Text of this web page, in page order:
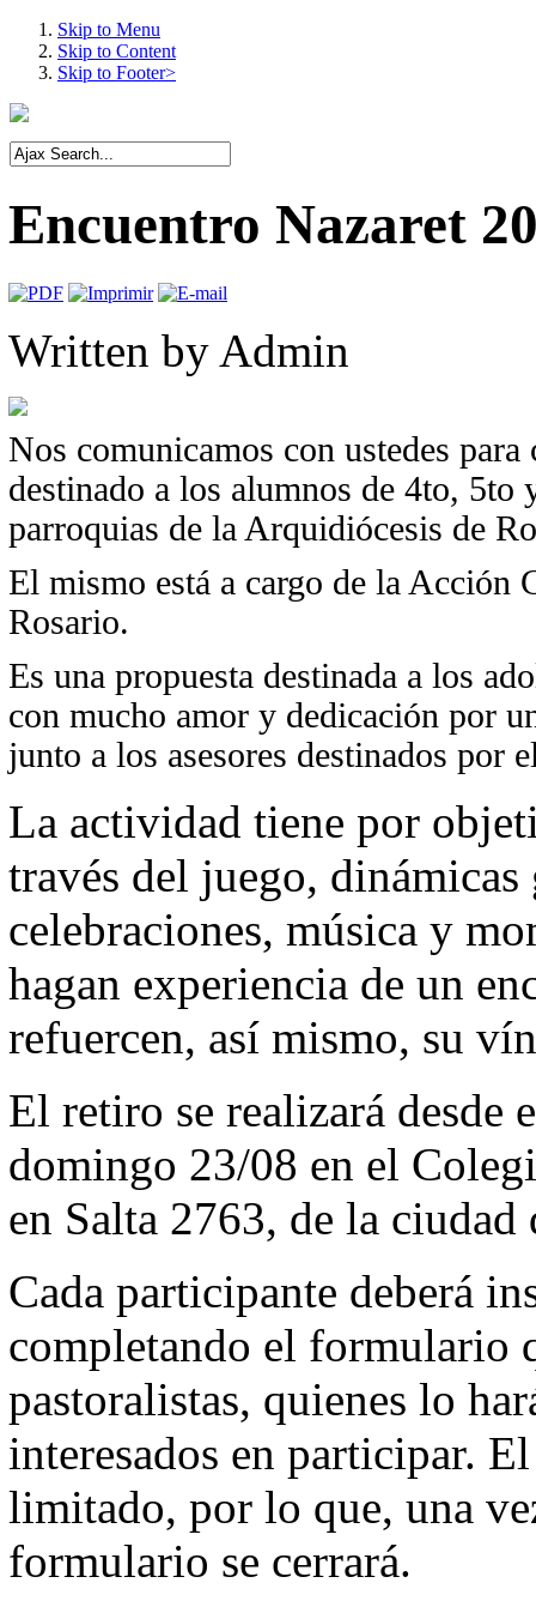
Skip to Menu
Skip to Content
Skip to Footer>
Encuentro Nazaret
Written by Admin
Nos comunicamos con ustedes
destinado a los alumnos de 4to, 5to
parroquias de la Arquidiócesis de
El mismo está a cargo de la Acción
Rosario.
Es una propuesta destinada a los
con mucho amor y dedicación por
junto a los asesores destinados por
La actividad tiene por
través del juego, dinámicas
celebraciones, música y
hagan experiencia de un
refuercen, así mismo, su
El retiro se realizará desde
domingo 23/08 en el
en Salta 2763, de la ciudad
Cada participante deberá
completando el formulario
pastoralistas, quienes lo
interesados en participar.
limitado, por lo que, una
formulario se cerrará.